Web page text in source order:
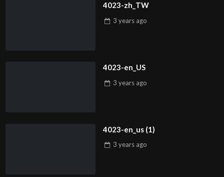
4023-zh_TW
3 years ago
4023-en_US
3 years ago
4023-en_us (1)
3 years ago